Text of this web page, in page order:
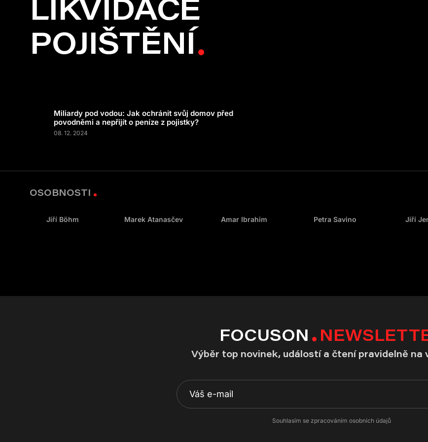
LIKVIDACE
POJIŠTĚNÍ
Miliardy pod vodou: Jak ochránit svůj domov před
povodněmi a nepřijít o peníze z pojistky?
08. 12. 2024
OSOBNOSTI
Jiří Böhm Marek Atanasčev Amar Ibrahim Petra Savino Jiří
FOCUSON
Výběr top novinek, událostí a čtení pravidelně na
Souhlasím se zpracováním osobních údajů